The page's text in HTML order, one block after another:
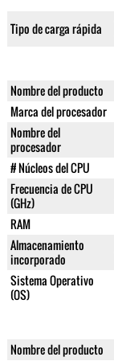
Tipo de carga rápida
Nombre del producto
Marca del procesador
Nombre del
procesador
# Núcleos del CPU
Frecuencia de CPU
(GHz)
RAM
Almacenamiento
incorporado
Sistema Operativo
(OS)
Nombre del producto